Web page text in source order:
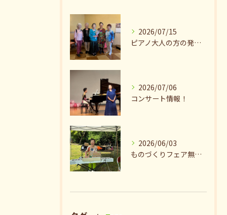
2026/07/15
ピアノ大人の方の発表会兼ねたお茶会🎵
2026/07/06
コンサート情報！
2026/06/03
ものづくりフェア無事終了♪ありがとうございました。